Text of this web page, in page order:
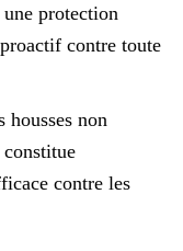
une protection
contre toute
housses non
contre les